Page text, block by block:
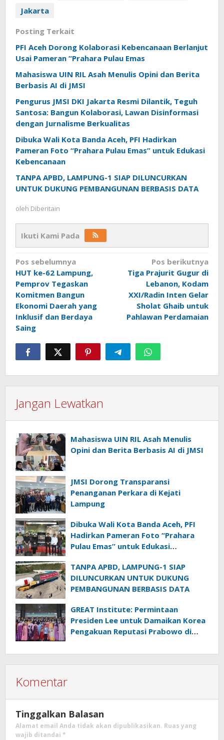
Jakarta
Posting Terkait
PFI Aceh Dorong Kolaborasi Kebencanaan Berlanjut
Usai Pameran “Prahara Pulau Emas
Mahasiswa UIN RIL Asah Menulis Opini dan Berita
Berbasis AI di JMSI
Pengurus JMSI DKI Jakarta Resmi Dilantik, Teguh
Santosa: Bangun Kolaborasi, Lawan Disinformasi
dengan Jurnalisme Berkualitas
Dibuka Wali Kota Banda Aceh, PFI Hadirkan
Pameran Foto “Prahara Pulau Emas” untuk Edukasi
Kebencanaan
TANPA APBD, LAMPUNG-1 SIAP DILUNCURKAN
UNTUK DUKUNG PEMBANGUNAN BERBASIS DATA
oleh Diberitain
Ikuti Kami Pada
Navigasi
pos
Pos sebelumnya
HUT ke-62 Lampung,
Pemprov Tegaskan
Komitmen Bangun
Ekonomi Daerah yang
Inklusif dan Berdaya
Saing
Pos berikutnya
Tiga Prajurit Gugur di
Lebanon, Kodam
XXI/Radin Inten Gelar
Sholat Ghaib untuk
Pahlawan Perdamaian
Jangan Lewatkan
Mahasiswa UIN RIL Asah Menulis
Opini dan Berita Berbasis AI di JMSI
JMSI Dorong Transparansi
Penanganan Perkara di Kejati
Lampung
Dibuka Wali Kota Banda Aceh, PFI
Hadirkan Pameran Foto “Prahara
Pulau Emas” untuk Edukasi
TANPA APBD, LAMPUNG-1 SIAP
DILUNCURKAN UNTUK DUKUNG
PEMBANGUNAN BERBASIS DATA
GREAT Institute: Permintaan
Presiden Lee untuk Damaikan Korea
Pengakuan Reputasi Prabowo di
Komentar
Tinggalkan Balasan
Alamat email Anda tidak akan dipublikasikan. Ruas yang
wajib ditandai *